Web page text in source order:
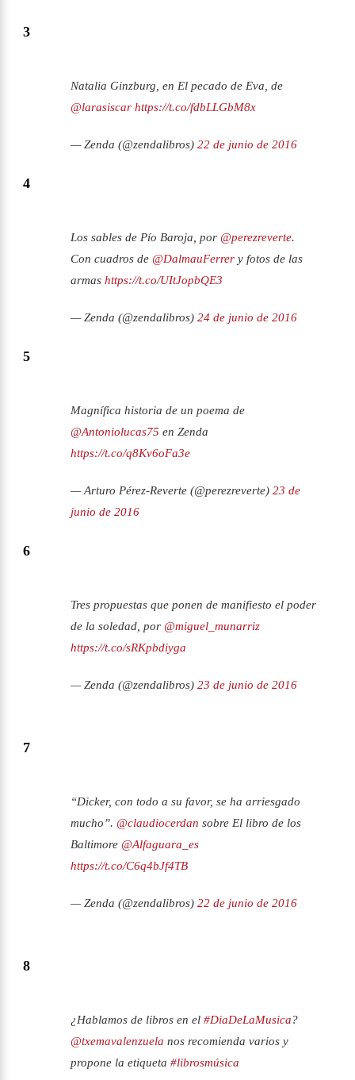
3
Natalia Ginzburg, en El pecado de Eva, de
@larasiscar https://t.co/fdbLLGbM8x
— Zenda (@zendalibros) 22 de junio de 2016
4
Los sables de Pío Baroja, por @perezreverte.
Con cuadros de @DalmauFerrer y fotos de las
armas https://t.co/UItJopbQE3
— Zenda (@zendalibros) 24 de junio de 2016
5
Magnífica historia de un poema de
@Antoniolucas75 en Zenda
https://t.co/q8Kv6oFa3e
— Arturo Pérez-Reverte (@perezreverte) 23 de
junio de 2016
6
Tres propuestas que ponen de manifiesto el poder
de la soledad, por @miguel_munarriz
https://t.co/sRKpbdiyga
— Zenda (@zendalibros) 23 de junio de 2016
7
“Dicker, con todo a su favor, se ha arriesgado
mucho”. @claudiocerdan sobre El libro de los
Baltimore @Alfaguara_es
https://t.co/C6q4bJf4TB
— Zenda (@zendalibros) 22 de junio de 2016
8
¿Hablamos de libros en el #DiaDeLaMusica?
@txemavalenzuela nos recomienda varios y
propone la etiqueta #librosmúsica